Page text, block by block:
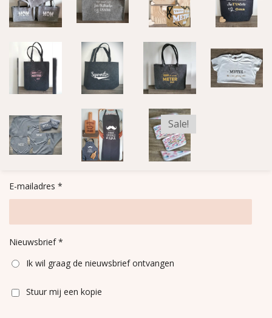
Sale!
E-mailadres *
Nieuwsbrief *
Ik wil graag de nieuwsbrief ontvangen
Stuur mij een kopie